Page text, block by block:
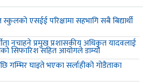
एसईई परिक्षामा सहभागि सबै बिद्यार्थी
नचाहने प्रमुख प्रशासकीय अधिकृत यादवलाई
सिफारिश सहित आयोगले डाम्यो
गम्भिर घाइते भएका सर्लाहीको गोडैताका